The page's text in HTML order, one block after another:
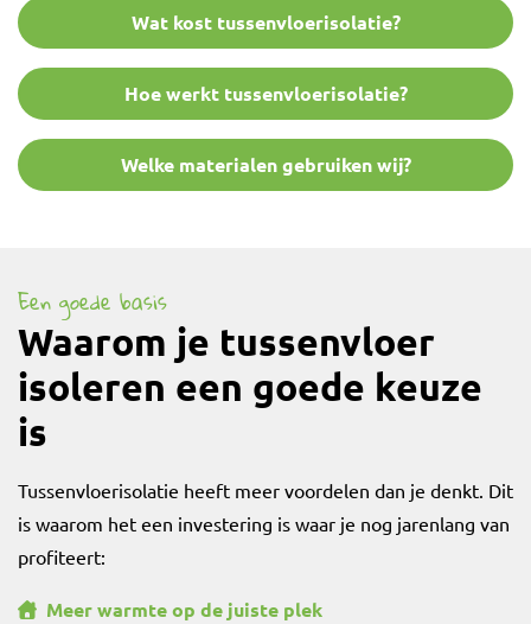
Wat kost tussenvloerisolatie?
Hoe werkt tussenvloerisolatie?
Welke materialen gebruiken wij?
Een goede basis
Waarom je tussenvloer
isoleren een goede keuze
is
Tussenvloerisolatie heeft meer voordelen dan je denkt. Dit
is waarom het een investering is waar je nog jarenlang van
profiteert:
Meer warmte op de juiste plek